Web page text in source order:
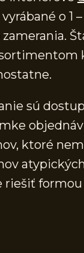
o 1
sú
ktoré